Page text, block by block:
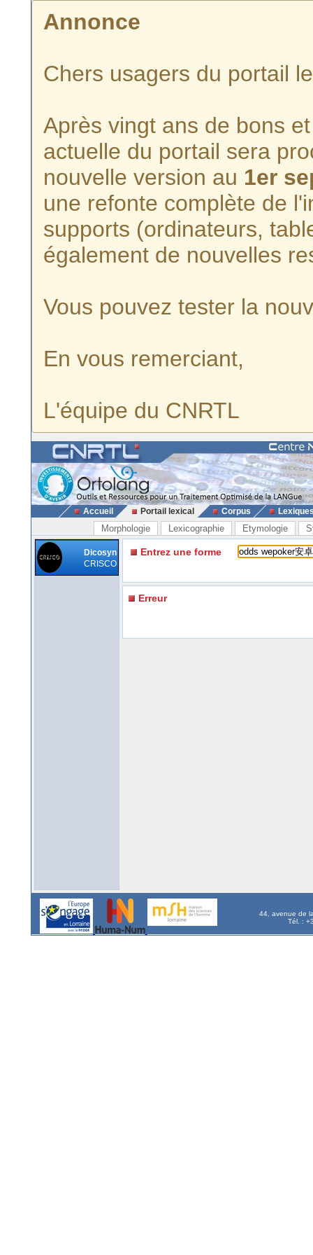
Annonce
Chers usagers du portail
Après vingt ans de bons
actuelle du portail sera
nouvelle version au 1er
une refonte complète de
supports (ordinateurs,
également de nouvelles
Vous pouvez tester la
En vous remerciant,
L'équipe du CNRTL
Accueil Portail lexical Corpus
Morphologie Lexicographie Etymologie
Dicosyn
CRISCO
Entrez une forme
Erreur
44, avenue de
Tél. :